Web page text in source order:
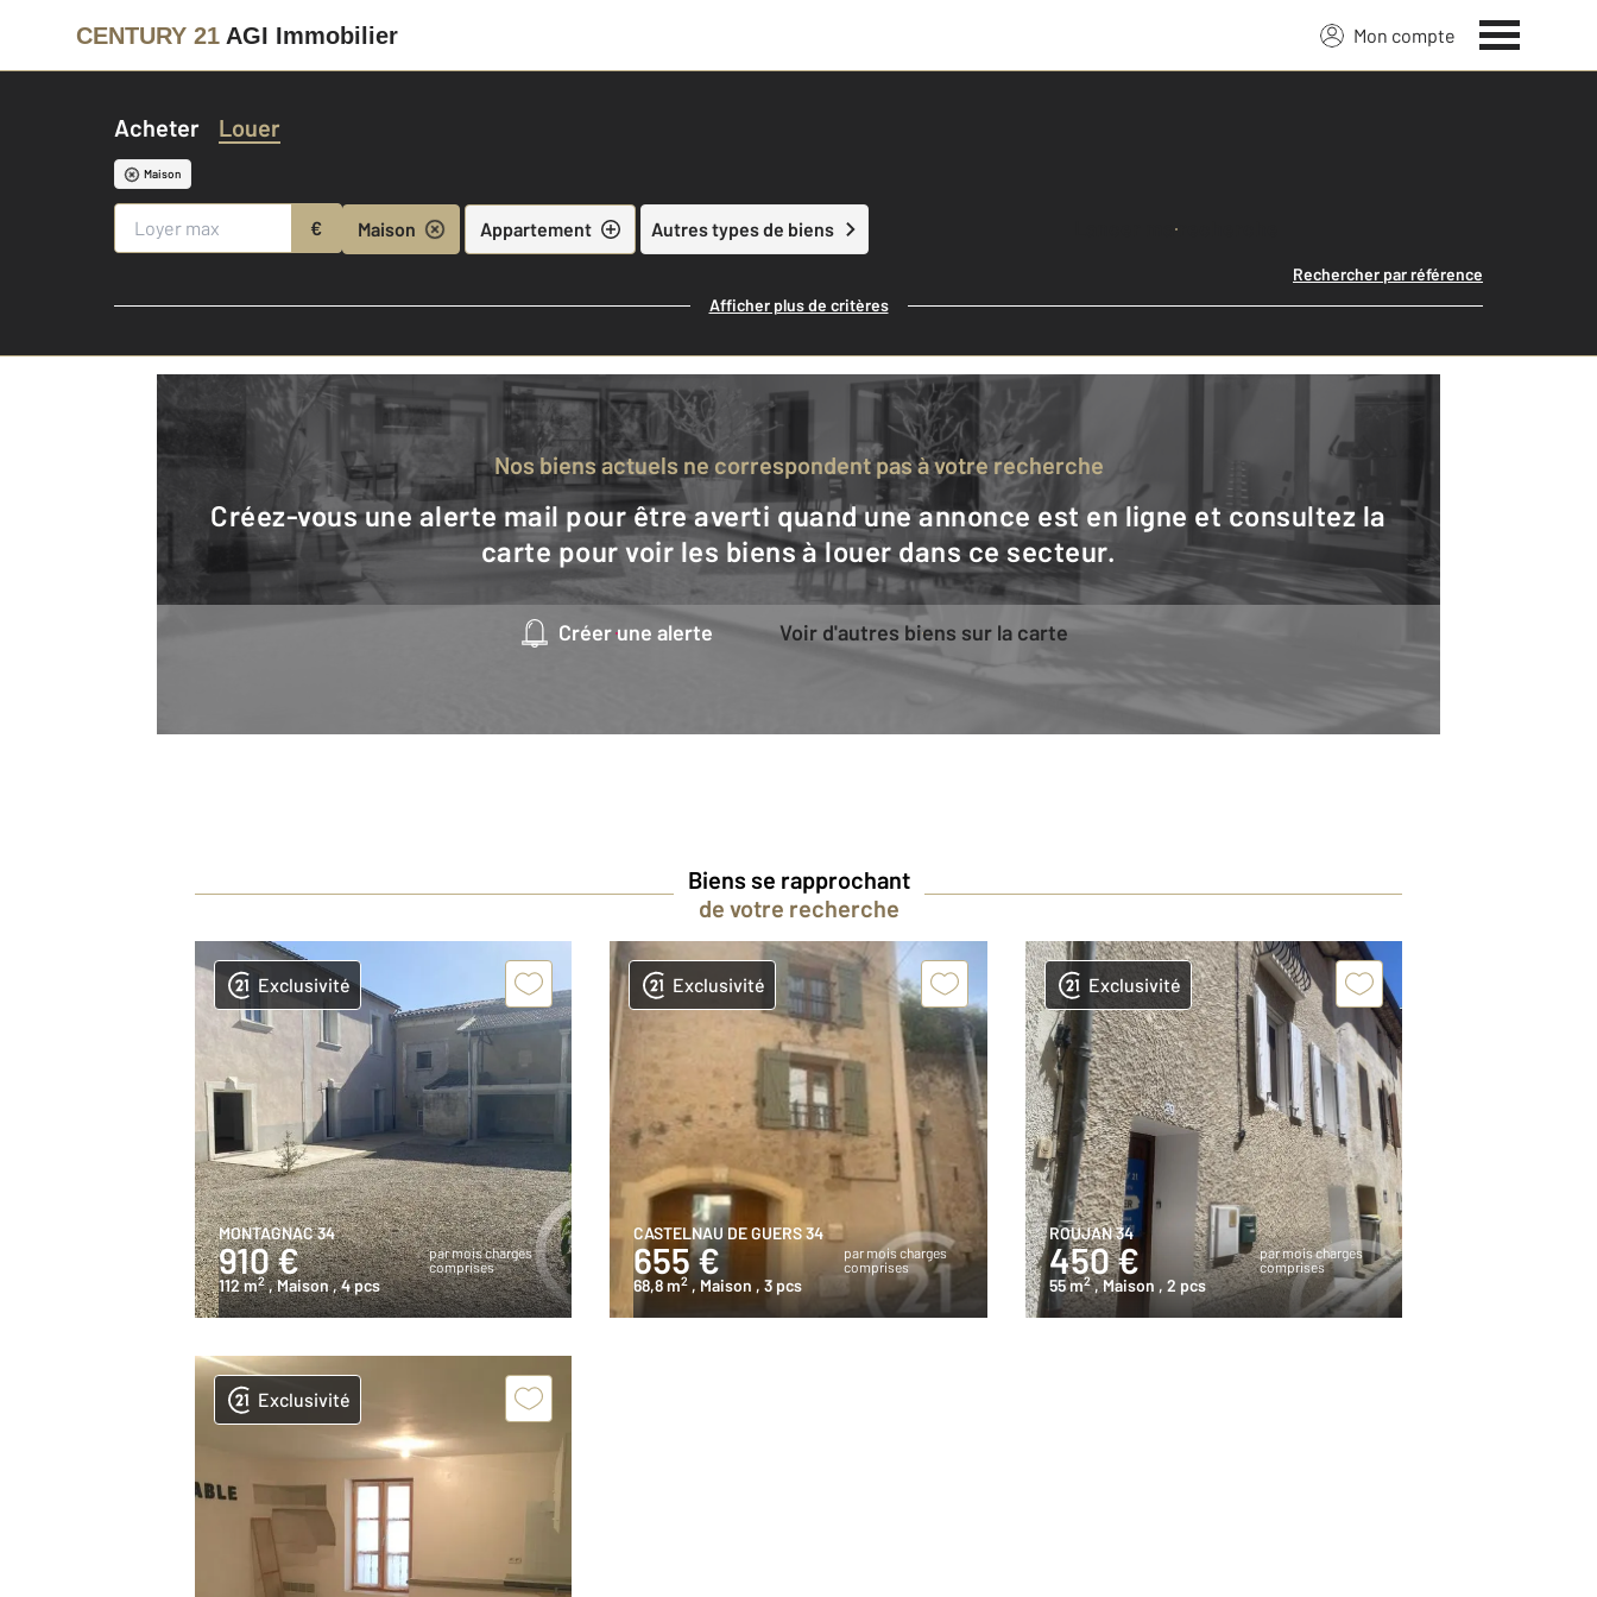
CENTURY 21 AGI Immobilier Mon compte
Acheter Louer
Maison
€ Maison Appartement Autres types de biens Lancer ma recherche
Rechercher par référence
Afficher plus de critères
Nos biens actuels ne correspondent pas à votre recherche
Créez-vous une alerte mail pour être averti quand une annonce est en ligne et consultez la
carte pour voir les biens à louer dans ce secteur.
Créer une alerte Voir d'autres biens sur la carte
Biens se rapprochant
de votre recherche
Exclusivité
MONTAGNAC 34
910 €
par mois charges
comprises
112 m2 , Maison, 4 pcs
Exclusivité
CASTELNAU DE GUERS 34
655 €
par mois charges
comprises
68,8 m2 , Maison , 3 pcs
Exclusivité
ROUJAN 34
450 €
par mois charges
comprises
55 m2 , Maison , 2 pcs
Exclusivité